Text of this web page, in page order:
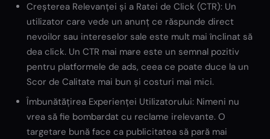
Creșterea Relevanței și a Ratei de Click (CTR): Un
utilizator care vede un anunț ce răspunde direct
nevoilor sau intereselor sale este mult mai înclinat să
dea click. Un CTR mai mare este un semnal pozitiv
pentru platformele de ads, ceea ce poate duce la un
Scor de Calitate mai bun și costuri mai mici.
Îmbunătățirea Experienței Utilizatorului: Nimeni nu
vrea să fie bombardat cu reclame irelevante. O
targetare bună face ca publicitatea să pară mai